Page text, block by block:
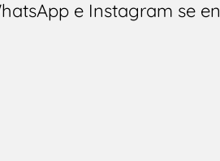
e Instagram se